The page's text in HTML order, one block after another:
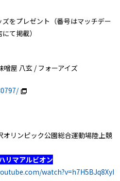
をプレゼント（番号はマッチデー
て掲載）
屋 八玄 / フォーアイズ
リンピック公園総合運動場陸上競
リマアルビオン
watch?v=h7H5BJq8XyI